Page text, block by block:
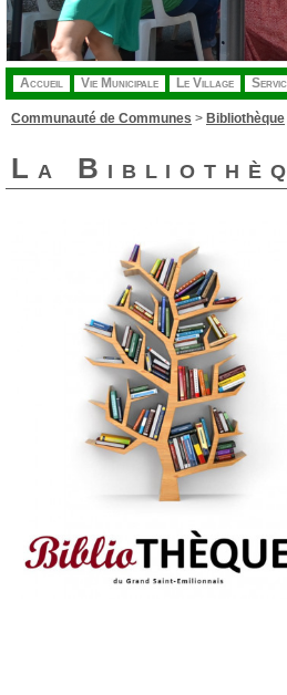
Accueil Vie Municipale Le Village
Communauté de Communes > Bibliothèque
La